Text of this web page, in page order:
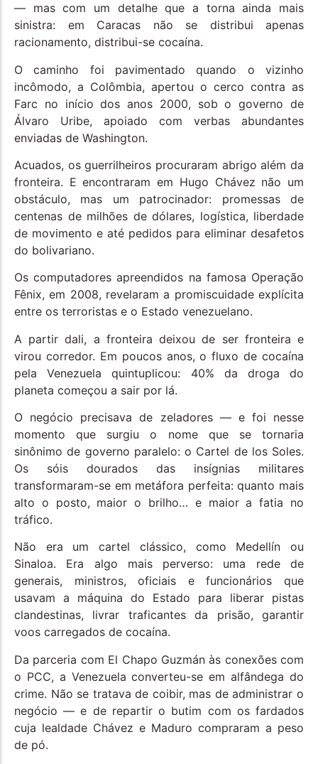
— mas com um detalhe que a torna ainda mais
sinistra: em Caracas não se distribui apenas
racionamento, distribui-se cocaína.
O caminho foi pavimentado quando o vizinho
incômodo, a Colômbia, apertou o cerco contra as
Farc no início dos anos 2000, sob o governo de
Álvaro Uribe, apoiado com verbas abundantes
enviadas de Washington.
Acuados, os guerrilheiros procuraram abrigo além da
fronteira. E encontraram em Hugo Chávez não um
obstáculo, mas um patrocinador: promessas de
centenas de milhões de dólares, logística, liberdade
de movimento e até pedidos para eliminar desafetos
do bolivariano.
Os computadores apreendidos na famosa Operação
Fênix, em 2008, revelaram a promiscuidade explícita
entre os terroristas e o Estado venezuelano.
A partir dali, a fronteira deixou de ser fronteira e
virou corredor. Em poucos anos, o fluxo de cocaína
pela Venezuela quintuplicou: 40% da droga do
planeta começou a sair por lá.
O negócio precisava de zeladores — e foi nesse
momento que surgiu o nome que se tornaria
sinônimo de governo paralelo: o Cartel de los Soles.
Os sóis dourados das insígnias militares
transformaram-se em metáfora perfeita: quanto mais
alto o posto, maior o brilho… e maior a fatia no
tráfico.
Não era um cartel clássico, como Medellín ou
Sinaloa. Era algo mais perverso: uma rede de
generais, ministros, oficiais e funcionários que
usavam a máquina do Estado para liberar pistas
clandestinas, livrar traficantes da prisão, garantir
voos carregados de cocaína.
Da parceria com El Chapo Guzmán às conexões com
o PCC, a Venezuela converteu-se em alfândega do
crime. Não se tratava de coibir, mas de administrar o
negócio — e de repartir o butim com os fardados
cuja lealdade Chávez e Maduro compraram a peso
de pó.